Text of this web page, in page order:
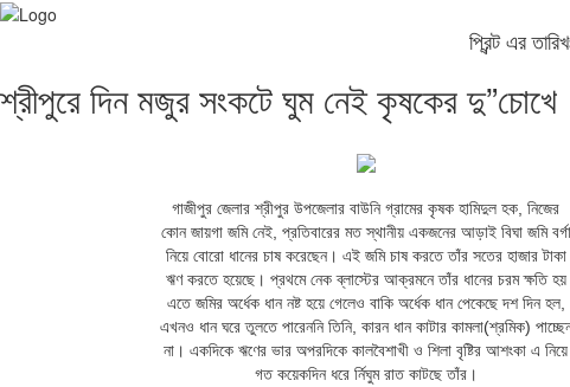
প্রিন্ট এর
শ্রীপুরে দিন মজুর সংকটে ঘুম নেই কৃষকের দু”চোখে
গাজীপুর জেলার শ্রীপুর উপজেলার বাউনি গ্রামের কৃষক হামিদুল হক, নিজের
কোন জায়গা জমি নেই, প্রতিবারের মত স্থানীয় একজনের আড়াই বিঘা জমি বর্গা
নিয়ে বোরো ধানের চাষ করেছেন। এই জমি চাষ করতে তাঁর সতের হাজার টাকা
ঋণ করতে হয়েছে। প্রথমে নেক ব্লাস্টের আক্রমনে তাঁর ধানের চরম ক্ষতি হয়
এতে জমির অর্ধেক ধান নষ্ট হয়ে গেলেও বাকি অর্ধেক ধান পেকেছে দশ দিন হল,
এখনও ধান ঘরে তুলতে পারেননি তিনি, কারন ধান কাটার কামলা(শ্রমিক)
না। একদিকে ঋণের ভার অপরদিকে কালবৈশাখী ও শিলা বৃষ্টির আশংকা এ নিয়ে
গত কয়েকদিন ধরে র্নিঘুম রাত কাটছে তাঁর।